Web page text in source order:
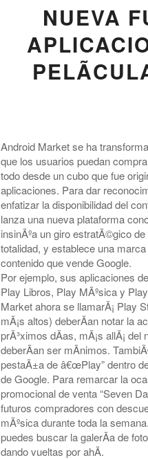
NUEVA
Android Market se ha
que los usuarios puedan
todo desde un cubo que fue
aplicaciones. Para dar
enfatizar la disponibilidad del
lanza una nueva plataforma
insinÃºa un giro estratÃ©gico
totalidad, y establece una
contenido que vende Google.
Por ejemplo, sus aplicaciones
Play Libros, Play MÃºsica y
Market ahora se llamarÃ¡ Play
mÃ¡s altos) deberÃ­an notar la
prÃ³ximos dÃ­as, mÃ¡s allÃ¡
deberÃ­an ser mÃ­nimos.
pestaÃ±a de â€œPlay” dentro
de Google. Para remarcar la
promocional de venta “Seven
futuros compradores con
mÃºsica durante toda la
puedes buscar la galerÃ­a de
dando vueltas por ahÃ­.